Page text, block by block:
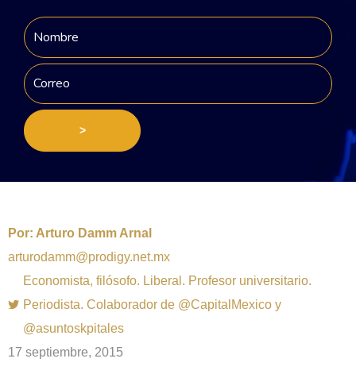
>
Por: Arturo Damm Arnal
arturodamm@prodigy.net.mx
Economista, filósofo. Liberal. Profesor universitario.
Periodista. Colaborador de @CapitalMexico y
@asuntoskpitales
17 septiembre, 2015